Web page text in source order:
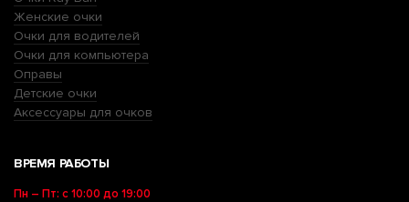
Женские очки
Очки для водителей
Очки для компьютера
Оправы
Детские очки
Аксессуары для очков
ВРЕМЯ РАБОТЫ
Пн – Пт: с 10:00 до 19:00